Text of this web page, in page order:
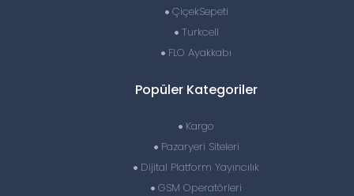
ÇiçekSepeti
Turkcell
FLO Ayakkabı
Popüler Kategoriler
Kargo
Pazaryeri Siteleri
Dijital Platform Yayıncılık
GSM Operatörleri